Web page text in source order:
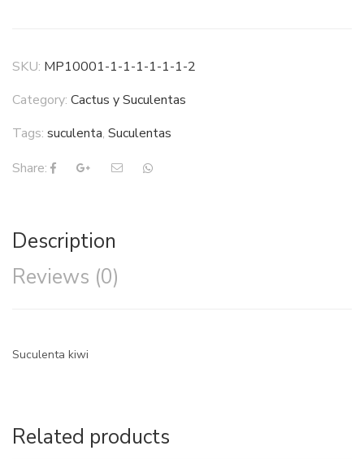
SKU: MP10001-1-1-1-1-1-1-2
Category: Cactus y Suculentas
Tags: suculenta, Suculentas
Share:
Description
Reviews (0)
Suculenta kiwi
Related products